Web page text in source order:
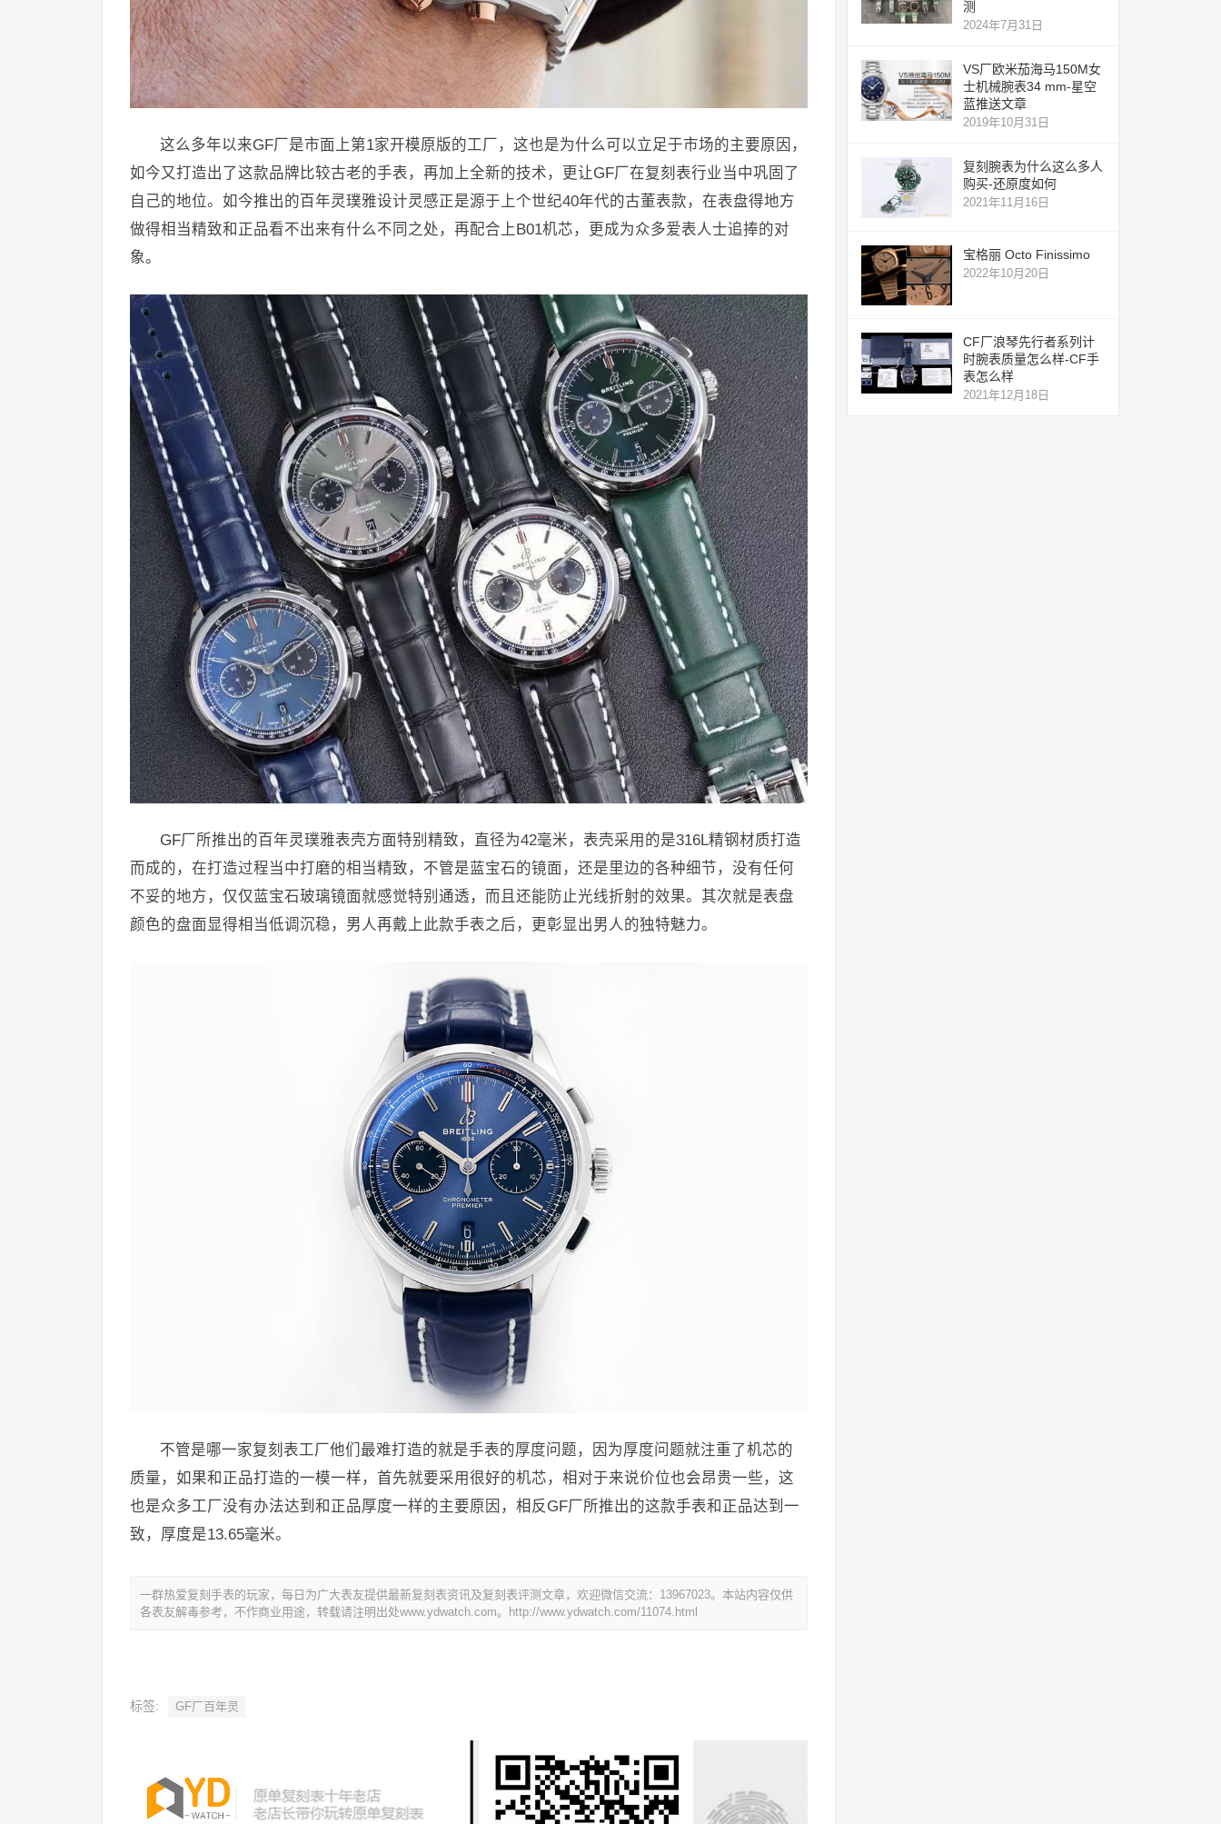
这么多年以来GF厂是市面上第1家开模原版的工厂，这也是为什么可以立足于市场的主要原因，
如今又打造出了这款品牌比较古老的手表，再加上全新的技术，更让GF厂在复刻表行业当中巩固了
自己的地位。如今推出的百年灵璞雅设计灵感正是源于上个世纪40年代的古董表款，在表盘得地方
做得相当精致和正品看不出来有什么不同之处，再配合上B01机芯，更成为众多爱表人士追捧的对
象。
GF厂所推出的百年灵璞雅表壳方面特别精致，直径为42毫米，表壳采用的是316L精钢材质打造
而成的，在打造过程当中打磨的相当精致，不管是蓝宝石的镜面，还是里边的各种细节，没有任何
不妥的地方，仅仅蓝宝石玻璃镜面就感觉特别通透，而且还能防止光线折射的效果。其次就是表盘
颜色的盘面显得相当低调沉稳，男人再戴上此款手表之后，更彰显出男人的独特魅力。
不管是哪一家复刻表工厂他们最难打造的就是手表的厚度问题，因为厚度问题就注重了机芯的
质量，如果和正品打造的一模一样，首先就要采用很好的机芯，相对于来说价位也会昂贵一些，这
也是众多工厂没有办法达到和正品厚度一样的主要原因，相反GF厂所推出的这款手表和正品达到一
致，厚度是13.65毫米。
一群热爱复刻手表的玩家，每日为广大表友提供最新复刻表资讯及复刻表评测文章，欢迎微信交流：13967023。本站内容仅供
各表友解毒参考，不作商业用途，转载请注明出处www.ydwatch.com。
http://www.ydwatch.com/11074.html
标签: GF厂百年灵
测
2024年7月31日
VS厂欧米茄海马150M女
士机械腕表34 mm-星空
蓝推送文章
2019年10月31日
复刻腕表为什么这么多人
购买-还原度如何
2021年11月16日
宝格丽 Octo Finissimo
2022年10月20日
CF厂浪琴先行者系列计
时腕表质量怎么样-CF手
表怎么样
2021年12月18日